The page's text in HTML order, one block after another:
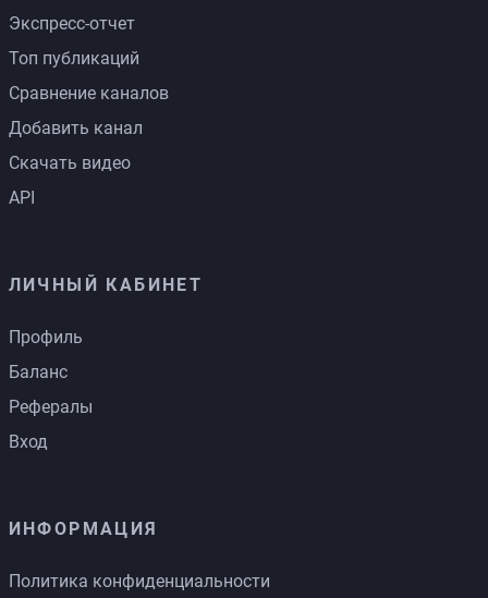
Экспресс-отчет
Топ публикаций
Сравнение каналов
Добавить канал
Скачать видео
API
ЛИЧНЫЙ КАБИНЕТ
Профиль
Баланс
Рефералы
Вход
ИНФОРМАЦИЯ
Политика конфиденциальности